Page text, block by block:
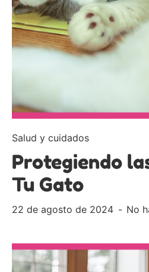
Salud y cuidados
Protegiendo
Tu Gato
22 de agosto de 2024 No